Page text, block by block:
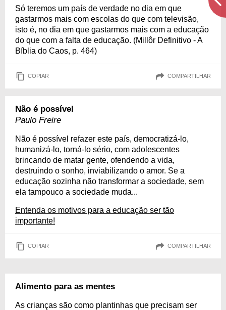
Só teremos um país de verdade no dia em que
gastarmos mais com escolas do que com televisão,
isto é, no dia em que gastarmos mais com a educação
do que com a falta de educação. (Millôr Definitivo - A
Bíblia do Caos, p. 464)
COPIAR COMPARTILHAR
Não é possível
Paulo Freire
Não é possível refazer este país, democratizá-lo,
humanizá-lo, torná-lo sério, com adolescentes
brincando de matar gente, ofendendo a vida,
destruindo o sonho, inviabilizando o amor. Se a
educação sozinha não transformar a sociedade, sem
ela tampouco a sociedade muda...
Entenda os motivos para a educação ser tão
importante!
COPIAR COMPARTILHAR
Alimento para as mentes
As crianças são como plantinhas que precisam ser